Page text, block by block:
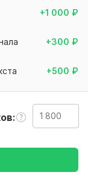
+1 000 ₽
+300 ₽
+500 ₽